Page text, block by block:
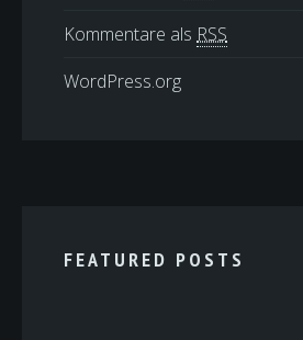
Kommentare als RSS
WordPress.org
FEATURED POSTS